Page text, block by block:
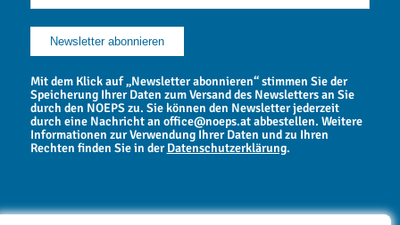
Mit dem Klick auf „Newsletter abonnieren“ stimmen Sie der
Speicherung Ihrer Daten zum Versand des Newsletters an Sie
durch den NOEPS zu. Sie können den Newsletter jederzeit
durch eine Nachricht an office@noeps.at abbestellen. Weitere
Informationen zur Verwendung Ihrer Daten und zu Ihren
Rechten finden Sie in derDatenschutzerklärung.